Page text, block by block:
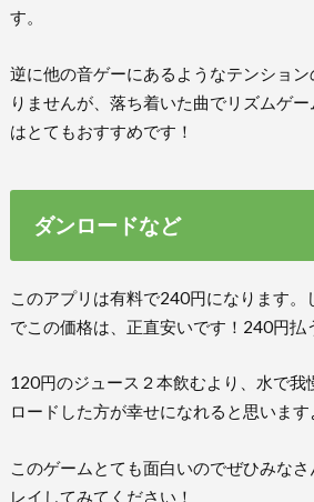
す。
逆に他の音ゲーにあるようなテンショ
りませんが、落ち着いた曲でリズムゲ
はとてもおすすめです！
ダンロードなど
このアプリは有料で240円になります。
でこの価格は、正直安いです！240円払
120円のジュース２本飲むより、水で我
ロードした方が幸せになれると思います
このゲームとても面白いのでぜひみな
レイしてみてください！